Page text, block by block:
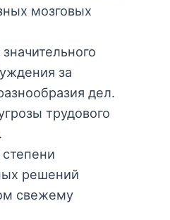
мозговых
за
дел.
трудового
решений
свежему